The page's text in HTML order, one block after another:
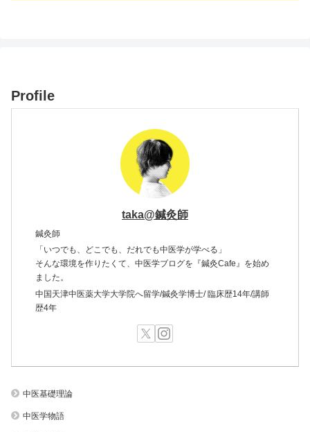
Profile
taka@鍼灸師
鍼灸師
「いつでも、どこでも、だれでも中医学が学べる」
そんな環境を作りたくて、中医学ブログを『鍼灸Cafe』を始め
ました。
中国天津中医薬大学大学院へ留学/鍼灸学博士/ 臨床歴14年/講師
歴4年
中医基礎理論
中医学物語